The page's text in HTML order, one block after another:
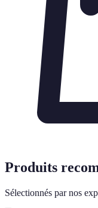
Produits
Sélectionnés par nos